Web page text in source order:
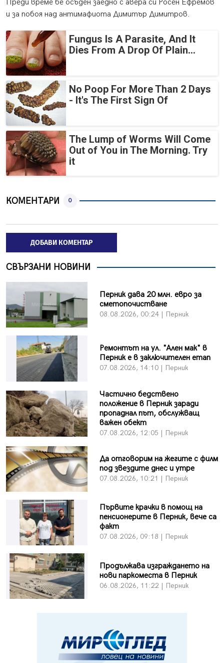
Преди време бе осъден заедно с авера си Росен Ефремов
и за побоя над антимафиота Димитър Димитров.
Fungus Is A Parasite, And It
Dies From A Drop Of Plain...
No Poop For More Than 2 Days
- It's The First Sign Of
The Lump of Worms Will Come
Out of You in The Morning. Try
it
КОМЕНТАРИ 0
ДОБАВИ КОМЕНТАР
СВЪРЗАНИ НОВИНИ
Перник дава 20 млн. евро за
сметопочистване
08.08.2026, 00:24 | Перник
Ремонтът на ул. "Ален мак" в
Перник е в заключителен етап
07.08.2026, 14:10 | Перник
Частично бедствено
положение в Перник заради
пропаднал път, обслужващ
важен обект
07.08.2026, 12:05 | Перник
Да отговорим на жегите с филм
под звездите днес и утре
07.08.2026, 10:21 | Перник
Първите крачки в помощ на
пенсионерите в Перник, вече са
факт
07.08.2026, 09:18 | Перник
Продължава изграждането на
нови паркоместа в Перник
06.08.2026, 11:22 | Перник